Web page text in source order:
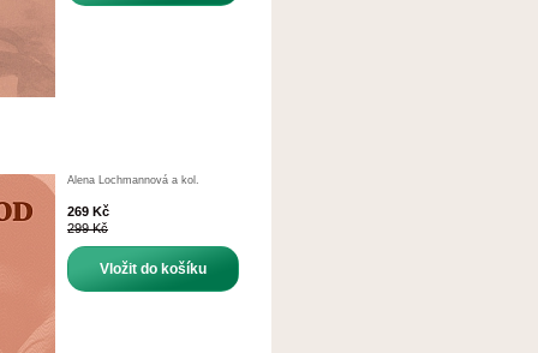
Alena Lochmannová a kol.
269 Kč
299 Kč
Vložit do košíku